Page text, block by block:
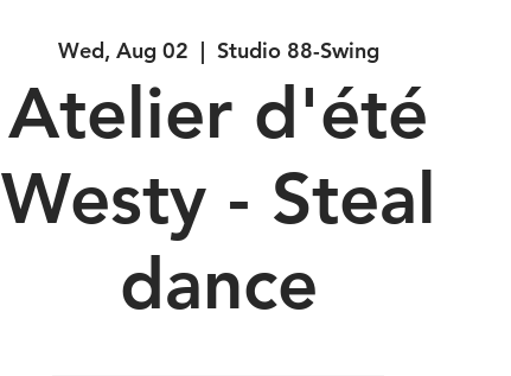
Wed, Aug 02
  |
Studio 88-Swing
Atelier d'été
Westy - Steal
dance